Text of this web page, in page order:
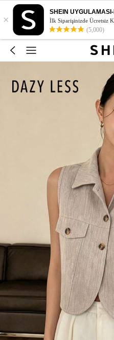
×
SHEIN
İlk Siparişinizde Ücretsiz
(5,000)